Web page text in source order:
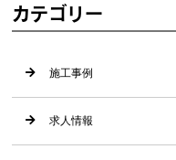
カテゴリー
施工事例
求人情報